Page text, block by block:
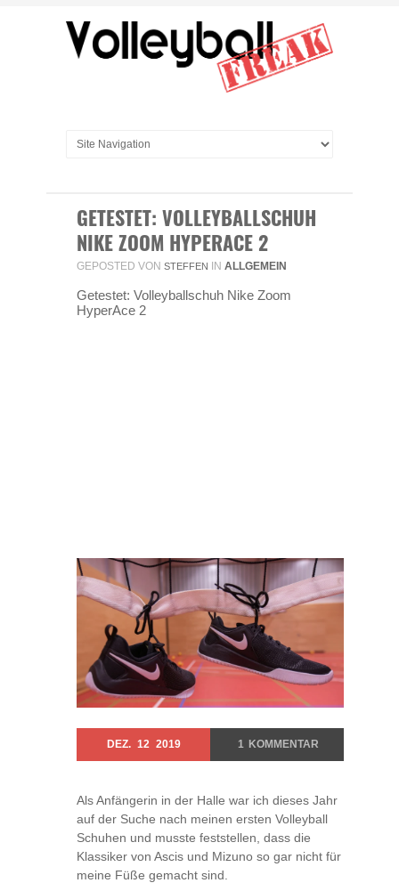
GETESTET: VOLLEYBALLSCHUH
NIKE ZOOM HYPERACE 2
GEPOSTED VON STEFFEN IN ALLGEMEIN
Getestet: Volleyballschuh Nike Zoom
HyperAce 2
DEZ. 12 2019 1 KOMMENTAR
Als Anfängerin in der Halle war ich dieses Jahr
auf der Suche nach meinen ersten Volleyball
Schuhen und musste feststellen, dass die
Klassiker von Ascis und Mizuno so gar nicht für
meine Füße gemacht sind.